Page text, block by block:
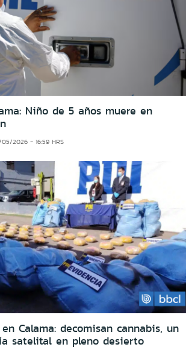
Niño de 5 años muere en
2026 - 16:59 HRS
Calama: decomisan cannabis, un
satelital en pleno desierto